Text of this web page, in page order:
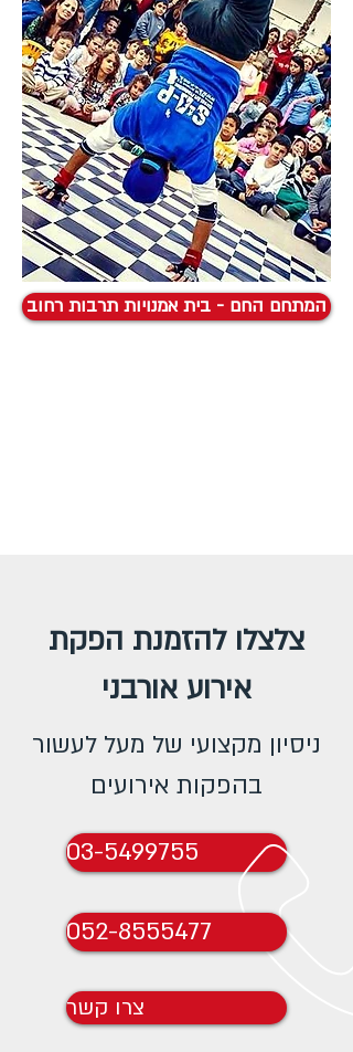
המתחם החם - בית אמנויות תרבות רחוב
צלצלו להזמנת הפקת
אירוע אורבני
ניסיון מקצועי של מעל לעשור
בהפקות אירועים
03-5499755
052-8555477
צרו קשר